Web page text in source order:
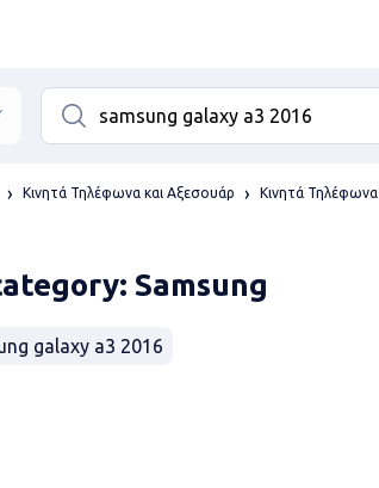
Κινητά Τηλέφωνα και Αξεσουάρ Κινητά Τηλέφωνα
Samsung
galaxy a3 2016